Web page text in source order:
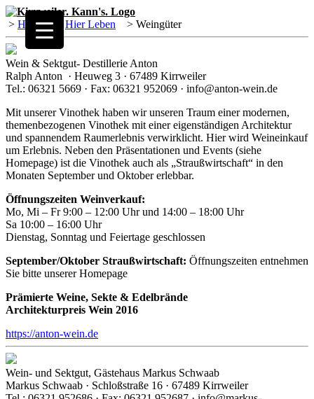
> Home> Hier Leben > Weingüter
Wein & Sektgut- Destillerie Anton
Ralph Anton · Heuweg 3 · 67489 Kirrweiler
Tel.: 06321 5669 · Fax: 06321 952069 · info@anton-wein.de
Mit unserer Vinothek haben wir unseren Traum einer modernen,
themenbezogenen Vinothek mit einer eigenständigen Architektur
und spannendem Raumerlebnis verwirklicht. Hier wird Weineinkauf
um Erlebnis. Neben den Präsentationen und Events (siehe
Homepage) ist die Vinothek auch als „Straußwirtschaft“ in den
Monaten September und Oktober erlebbar.
Öffnungszeiten Weinverkauf:
Mo, Mi – Fr 9:00 – 12:00 Uhr und 14:00 – 18:00 Uhr
Sa 10:00 – 16:00 Uhr
Dienstag, Sonntag und Feiertage geschlossen
September/Oktober Straußwirtschaft: Öffnungszeiten entnehmen
Sie bitte unserer Homepage
Prämierte Weine, Sekte & Edelbrände
Architekturpreis Wein 2016
https://anton-wein.de
Wein- und Sektgut, Gästehaus Markus Schwaab
Markus Schwaab · Schloßstraße 16 · 67489 Kirrweiler